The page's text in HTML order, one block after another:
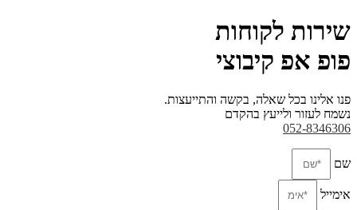
שירות לקוחות
פופ אפ קיבוצי
פנו אלינו בכל שאלה, בקשה והתייעצות.
נשמח לעזור ולייעץ בהקדם
052-8346306
שם
אימייל